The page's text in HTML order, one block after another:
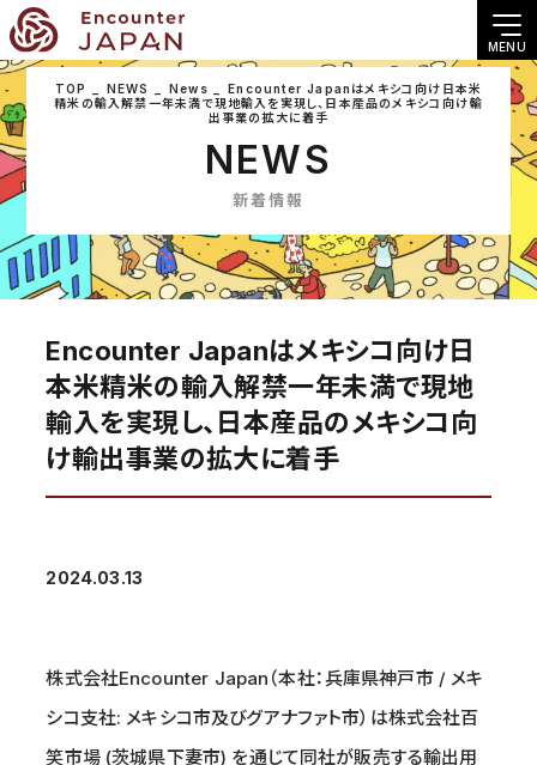
MENU
TOP NEWS News
Encounter Japanはメキシコ向け日本米
精米の輸入解禁一年未満で現地輸入を実現し、日本産品のメキシコ向け輸
出事業の拡大に着手
NEWS
新着情報
Encounter Japanはメキシコ向け日
本米精米の輸入解禁一年未満で現地
輸入を実現し、日本産品のメキシコ向
け輸出事業の拡大に着手
2024.03.13
株式会社Encounter Japan（本社：兵庫県神戸市 / メキ
シコ支社: メキシコ市及びグアナファト市）は株式会社百
笑市場 (茨城県下妻市) を通じて同社が販売する輸出用